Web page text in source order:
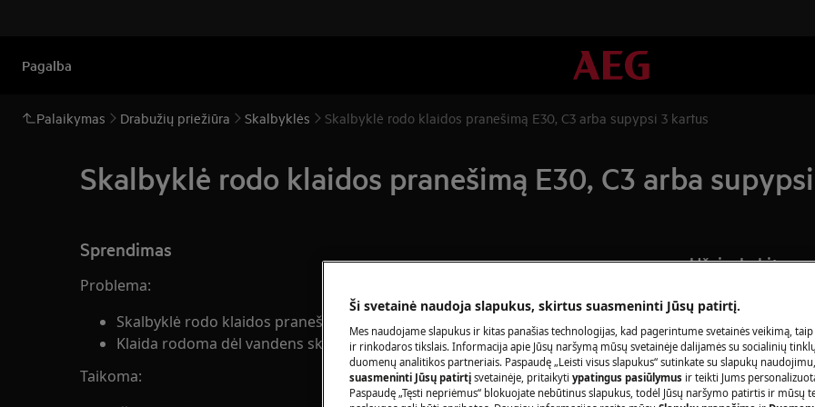
Pagalba
Palaikymas Drabužių priežiūra Skalbyklės Skalbyklė rodo klaidos pranešimą E30, C3 arba supypsi 3 kartus
Skalbyklė rodo klaidos pranešimą E30, C3 arba
Sprendimas
Problema:
Skalbyklė rodo klaidos pranešimą E30, C3 arba supypsi 3 kartus.
Klaida rodoma dėl vandens skalbyklės apačioje ar viduje.
Taikoma:
Užsisakykite
Baigėsi prietaiso
pasirūpinti jo
įeina mokestis už
papildomų išlaidų!
Ši svetainė naudoja slapukus, skirtus suasmeninti Jūsų patirtį.
Mes naudojame slapukus ir kitas panašias technologijas, kad pagerintume svetainės veikimą,
ir rinkodaros tikslais. Informacija apie Jūsų naršymą mūsų svetainėje dalijamės su socialinių
duomenų analitikos partneriais. Paspaudę „Leisti visus slapukus“ sutinkate su slapukų
suasmeninti Jūsų patirtį svetainėje, pritaikyti ypatingus pasiūlymus ir teikti Jums
Paspaudę „Tęsti nepriėmus“ blokuojate nebūtinus slapukus, todėl Jūsų naršymo patirtis ir mūsų